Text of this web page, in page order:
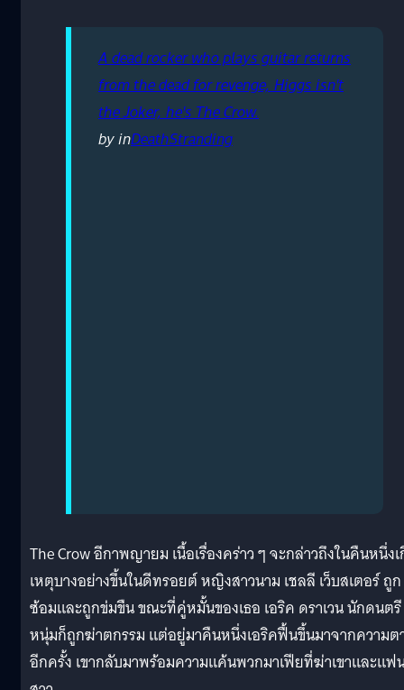
A dead rocker who plays guitar returns
from the dead for revenge, Higgs isn't
the Joker, he's The Crow.
byinDeathStranding
The Crow อีกาพญายม เนื้อเรื่องคร่าว ๆ จะกล่าวถึงในคืนหนึ่ง
เหตุบางอย่างขึ้นในดีทรอยต์ หญิงสาวนาม เชลลี เว็บสเตอร์ ถูก
ซ้อมและถูกข่มขืน ขณะที่คู่หมั้นของเธอ เอริค ดราเวน นักดนตรี
หนุ่มก็ถูกฆ่าตกรรม แต่อยู่มาคืนหนึ่งเอริคฟื้นขึ้นมาจากความต
อีกครั้ง เขากลับมาพร้อมความแค้นพวกมาเฟียที่ฆ่าเขาและแฟ